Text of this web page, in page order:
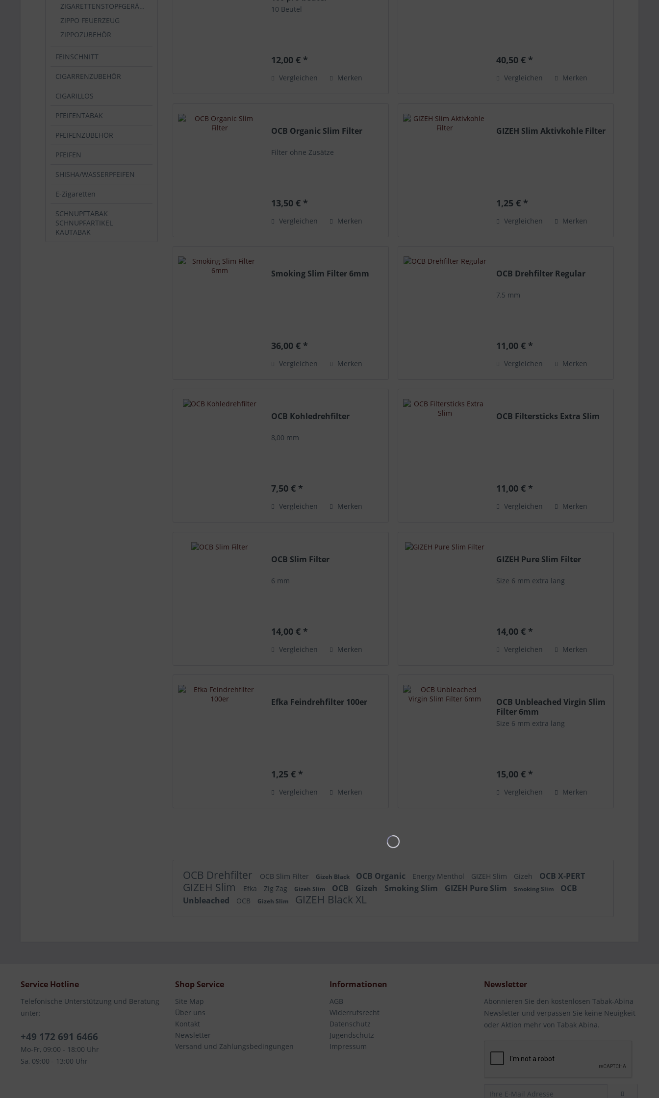
ZIGARETTENSTOPFGERÄT/WICKLER
ZIPPO FEUERZEUG
ZIPPOZUBEHÖR
FEINSCHNITT
CIGARRENZUBEHÖR
CIGARILLOS
PFEIFENTABAK
PFEIFENZUBEHÖR
PFEIFEN
SHISHA/WASSERPFEIFEN
E-Zigaretten
SCHNUPFTABAK
SCHNUPFARTIKEL
KAUTABAK
10 Beutel
12,00 € *
Vergleichen Merken
40,50 € *
Vergleichen Merken
OCB Organic Slim Filter
Filter ohne Zusätze
13,50 € *
Vergleichen Merken
GIZEH Slim Aktivkohle Filter
1,25 € *
Vergleichen Merken
Smoking Slim Filter 6mm
36,00 € *
Vergleichen Merken
OCB Drehfilter Regular
7,5 mm
11,00 € *
Vergleichen Merken
OCB Kohledrehfilter
8,00 mm
7,50 € *
Vergleichen Merken
OCB Filtersticks Extra Slim
11,00 € *
Vergleichen Merken
OCB Slim Filter
6 mm
14,00 € *
Vergleichen Merken
GIZEH Pure Slim Filter
Size 6 mm extra lang
14,00 € *
Vergleichen Merken
Efka Feindrehfilter 100er
1,25 € *
Vergleichen Merken
OCB Unbleached Virgin Slim
Filter 6mm
Size 6 mm extra lang
15,00 € *
Vergleichen Merken
OCB Drehfilter OCB Slim Filter Gizeh Black OCB Organic Energy Menthol GIZEH Slim Gizeh OCB X-PERT
GIZEH Slim Efka Zig Zag Gizeh Slim OCB Gizeh Smoking Slim GIZEH Pure Slim Smoking Slim
OCB
Unbleached
OCB Gizeh Slim GIZEH Black XL
Service Hotline
Telefonische Unterstützung und Beratung
unter:
+49 172 691 6466
Mo-Fr, 09:00 - 18:00 Uhr
Sa, 09:00 - 13:00 Uhr
Shop Service
Site Map
Über uns
Kontakt
Newsletter
Versand und Zahlungsbedingungen
Informationen
AGB
Widerrufsrecht
Datenschutz
Jugendschutz
Impressum
Newsletter
Abonnieren Sie den kostenlosen Tabak-Abina
Newsletter und verpassen Sie keine Neuigkeit
oder Aktion mehr von Tabak Abina.